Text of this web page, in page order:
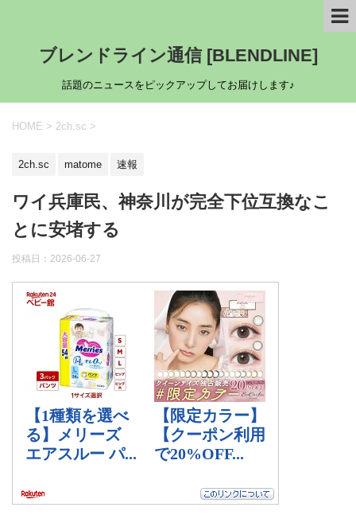
ブレンドライン通信 [BLENDLINE]
話題のニュースをピックアップしてお届けします♪
HOME > 2ch.sc >
2ch.sc matome 速報
ワイ兵庫民、神奈川が完全下位互換なこ
とに安堵する
投稿日： 2026-06-27